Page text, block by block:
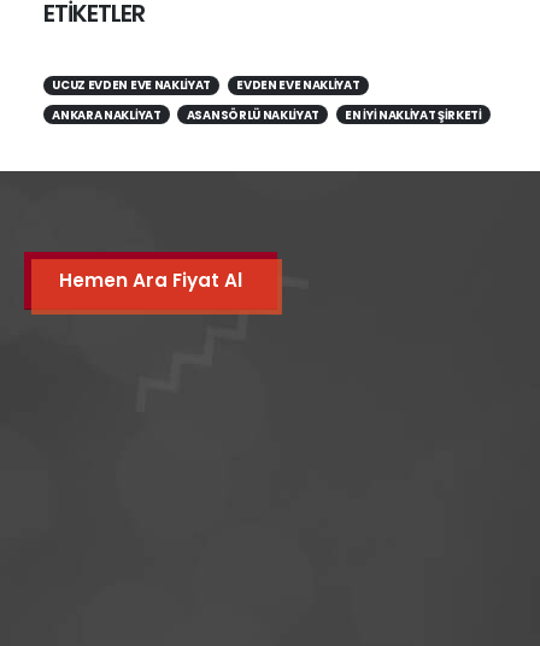
ETİKETLER
UCUZ EVDEN EVE NAKLIYAT
EVDEN EVE NAKLIYAT
ANKARA NAKLIYAT
ASANSÖRLÜ NAKLIYAT EN IYI NAKLIYAT ŞIRKETI
Hemen Ara Fiyat Al